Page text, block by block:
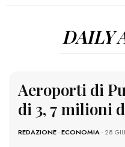
DAILY
Aeroporti di
di 3, 7 milioni
REDAZIONE-ECONOMIA- 28